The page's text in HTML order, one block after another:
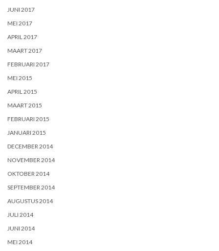
JUNI 2017
MEI 2017
APRIL 2017
MAART 2017
FEBRUARI 2017
MEI 2015
APRIL 2015
MAART 2015
FEBRUARI 2015
JANUARI 2015
DECEMBER 2014
NOVEMBER 2014
OKTOBER 2014
SEPTEMBER 2014
AUGUSTUS 2014
JULI 2014
JUNI 2014
MEI 2014